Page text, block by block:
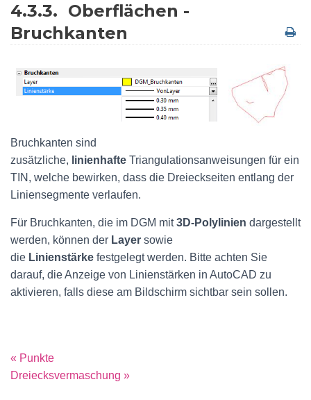
4.3.3. Oberflächen -
Bruchkanten
Bruchkanten sind
zusätzliche, linienhafte Triangulationsanweisungen für ein
TIN, welche bewirken, dass die Dreieckseiten entlang der
Liniensegmente verlaufen.
Für Bruchkanten, die im DGM mit 3D-Polylinien dargestellt
werden, können der Layer sowie
die Linienstärke festgelegt werden. Bitte achten Sie
darauf, die Anzeige von Linienstärken in AutoCAD zu
aktivieren, falls diese am Bildschirm sichtbar sein sollen.
« Punkte
Dreiecksvermaschung »